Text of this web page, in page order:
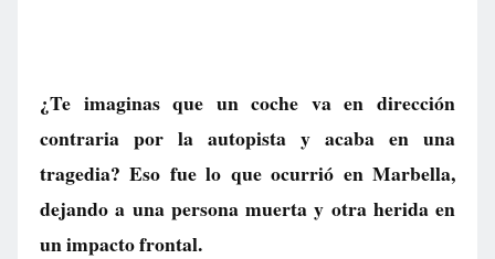
¿Te imaginas que un coche va en dirección
contraria por la autopista y acaba en una
tragedia? Eso fue lo que ocurrió en Marbella,
dejando a una persona muerta y otra herida en
un impacto frontal.